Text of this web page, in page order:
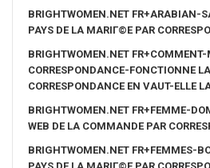
BRIGHTWOMEN.NET FR+ARABIAN-
PAYS DE LA MARIГ©E PAR
BRIGHTWOMEN.NET
CORRESPONDANCE-FONCTIONNE
CORRESPONDANCE EN VAUT-ELLE
BRIGHTWOMEN.NET FR+FEMME-
WEB DE LA COMMANDE PAR
BRIGHTWOMEN.NET FR+FEMMES-